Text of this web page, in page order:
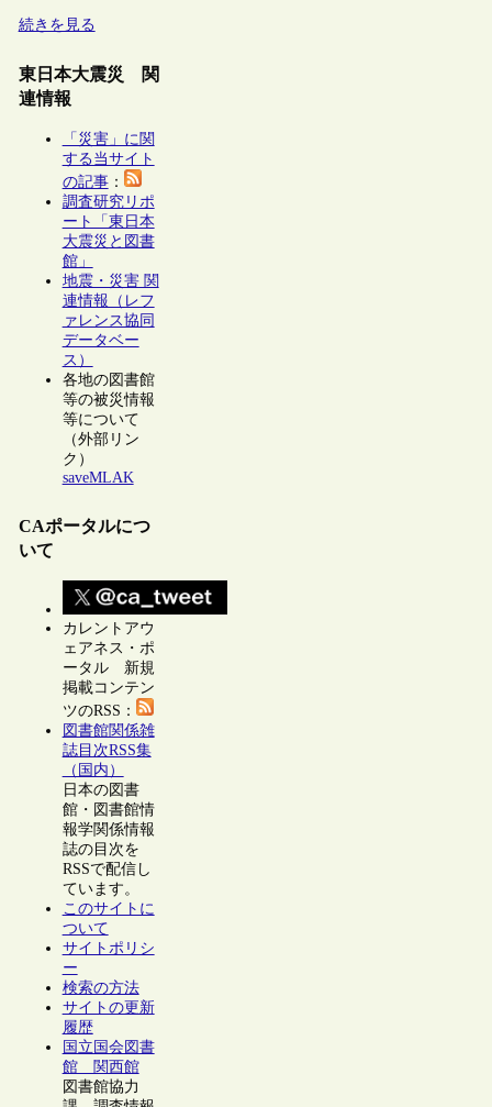
続きを見る
東日本大震災 関
連情報
「災害」に関
する当サイト
の記事：
調査研究リポ
ート「東日本
大震災と図書
館」
地震・災害 関
連情報（レフ
ァレンス協同
データベー
ス）
各地の図書館
等の被災情報
等について
（外部リン
ク）
saveMLAK
CAポータルにつ
いて
カレントアウ
ェアネス・ポ
ータル 新規
掲載コンテン
ツのRSS：
図書館関係雑
誌目次RSS集
（国内）
日本の図書
館・図書館情
報学関係情報
誌の目次を
RSSで配信し
ています。
このサイトに
ついて
サイトポリシ
ー
検索の方法
サイトの更新
履歴
国立国会図書
館 関西館
図書館協力